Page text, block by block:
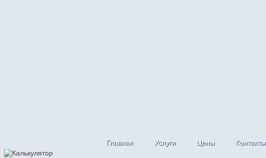
Главная Услуги Цены Контакты